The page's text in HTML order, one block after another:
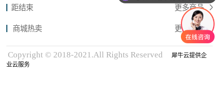
距结束 更多商品
商城热卖 更多商品
Copyright © 2018-2021.All Rights Reserved
犀牛云提供企
业云服务